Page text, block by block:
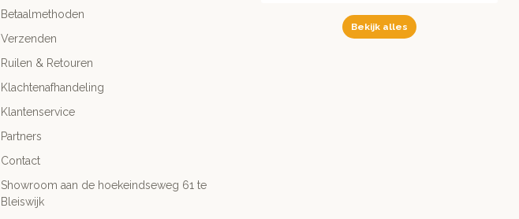
Betaalmethoden
Verzenden
Ruilen & Retouren
Klachtenafhandeling
Klantenservice
Partners
Contact
Showroom aan de hoekeindseweg 61 te
Bleiswijk
Bekijk alles